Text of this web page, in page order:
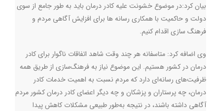
بیان کرد:در موضوع خشونت علیه کادر درمان باید به طور جامع از سوی
دولت و حاکمیت با همکاری رسانه ها برای افزایش آگاهی مردم و
فرهنگ سازی اقدام کنیم.
وی اضافه کرد: متاسفانه هر چند وقت شاهد اتفاقات ناگوار برای کادر
درمان در کشور هستیم. این موضوع نیاز به فرهنگ‌سازی از طریق همه
ظرفیت‌های رسانه‌ای دارد که مردم نسبت به اهمیت خدمات کادر
درمان، چه پرستاران و پزشکان و چه دیگر اعضای کادر درمان کشور مردم
آگاهی داشته باشند، در نتیجه به‌طور طبیعی مشکلات کاهش پیدا